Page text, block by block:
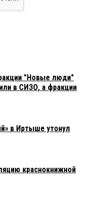
"Новые люди"
в СИЗО, а фракции
в Иртыше утонул
краснокнижной